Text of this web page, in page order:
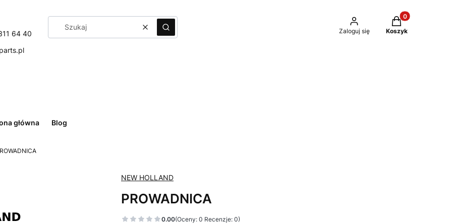
64 40
WyczyśćSzukaj Zaloguj się
Produkty w
Koszyk
główna Blog
NEW HOLLAND
PROWADNICA
0.00(Oceny: 0 Recenzje: 0)